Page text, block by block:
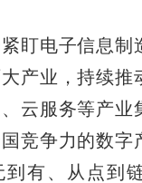
电子信息制
产业，持续推
云服务等产业
竞争力的数字
有、从点到